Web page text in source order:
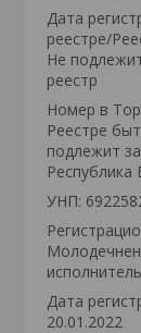
Дата
реестре/
Не
реестр
Номер в
Реестре
подлежит
Республика
УНП:
Дата
20.01.2022